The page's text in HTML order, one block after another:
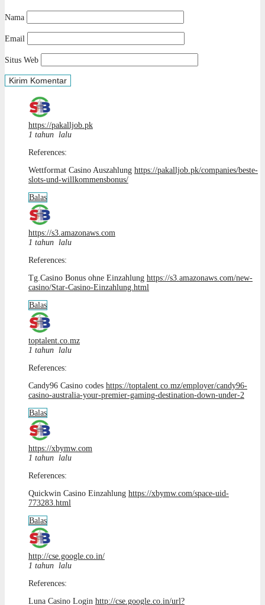
Nama
Email
Situs Web
https://pakalljob.pk
1 tahun lalu
References:
Wettformat Casino Auszahlung https://pakalljob.pk/companies/beste-
slots-und-willkommensbonus/
Balas
https://s3.amazonaws.com
1 tahun lalu
References:
Tg.Casino Bonus ohne Einzahlung https://s3.amazonaws.com/new-
casino/Star-Casino-Einzahlung.html
Balas
toptalent.co.mz
1 tahun lalu
References:
Candy96 Casino codes https://toptalent.co.mz/employer/candy96-
casino-australia-your-premier-gaming-destination-down-under-2
Balas
https://xbymw.com
1 tahun lalu
References:
Quickwin Casino Einzahlung https://xbymw.com/space-uid-
773283.html
Balas
http://cse.google.co.in/
1 tahun lalu
References:
Luna Casino Login http://cse.google.co.in/url?